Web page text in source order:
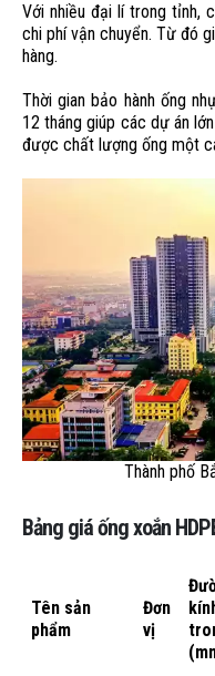
Với nhiều đại lí trong tỉnh,
chi phí vận chuyển. Từ đó
hàng.
Thời gian bảo hành ống
12 tháng giúp các dự án
được chất lượng ống một
Thành phố
Bảng giá ống xoắn
Tên sản
phẩm
Đơn
vị